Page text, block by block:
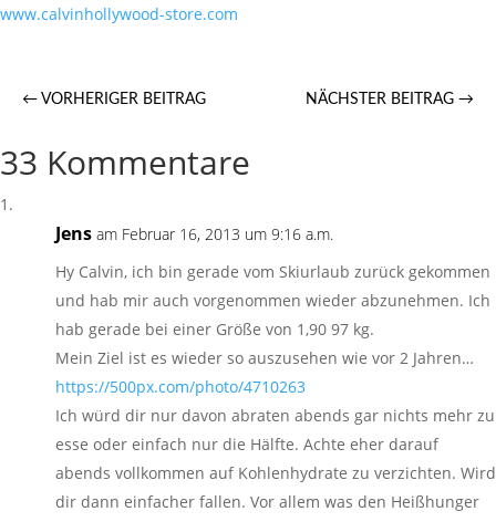
www.calvinhollywood-store.com
← VORHERIGER BEITRAG NÄCHSTER BEITRAG →
33 Kommentare
Jens am Februar 16, 2013 um 9:16 a.m.
Hy Calvin, ich bin gerade vom Skiurlaub zurück gekommen
und hab mir auch vorgenommen wieder abzunehmen. Ich
hab gerade bei einer Größe von 1,90 97 kg.
Mein Ziel ist es wieder so auszusehen wie vor 2 Jahren…
https://500px.com/photo/4710263
Ich würd dir nur davon abraten abends gar nichts mehr zu
esse oder einfach nur die Hälfte. Achte eher darauf
abends vollkommen auf Kohlenhydrate zu verzichten. Wird
dir dann einfacher fallen. Vor allem was den Heißhunger